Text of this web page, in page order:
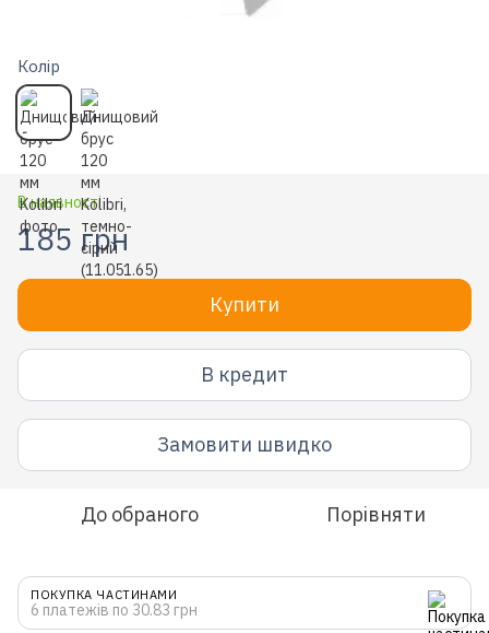
Колір
В наявності
185 грн
Купити
В кредит
Замовити швидко
До обраного Порівняти
ПОКУПКА ЧАСТИНАМИ
6 платежів по 30.83 грн